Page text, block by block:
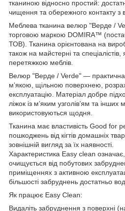
тканиною відносно простий:
чищення та обережного контакту з
Меблева тканина велюр "Верде /
торговою маркою DOMIRA™
ТОВ). Тканина орієнтована на
також на майстерні та
перетяжкою меблів.
Велюр "Верде / Verde" —
м’якою, щільною поверхнею,
експлуатацію. Матеріал добре
ліжок із м’яким узголів’ям та інших
використовуються щодня.
Тканина має властивість Good for
пошкоджень від кігтів домашніх
зовнішній вигляд за їх наявності.
Характеристика Easy clean
очищується від побутових
приміщеннях з активною
більшості забруднень достатньо
Як працює Easy Clean:
Видаліть забруднення з поверхні